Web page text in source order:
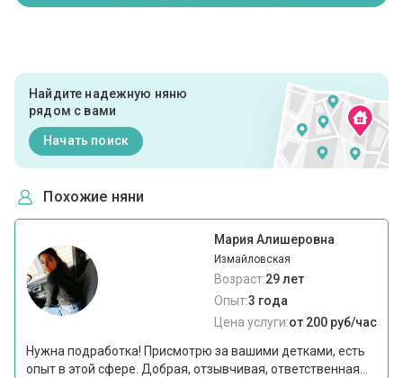
Найдите надежную няню
рядом с вами
Начать поиск
Похожие няни
Мария Алишеровна
Измайловская
Возраст:29 лет
Опыт:3 года
Цена услуги:от 200 руб/час
Нужна подработка! Присмотрю за вашими детками, есть
опыт в этой сфере. Добрая, отзывчивая, ответственная...